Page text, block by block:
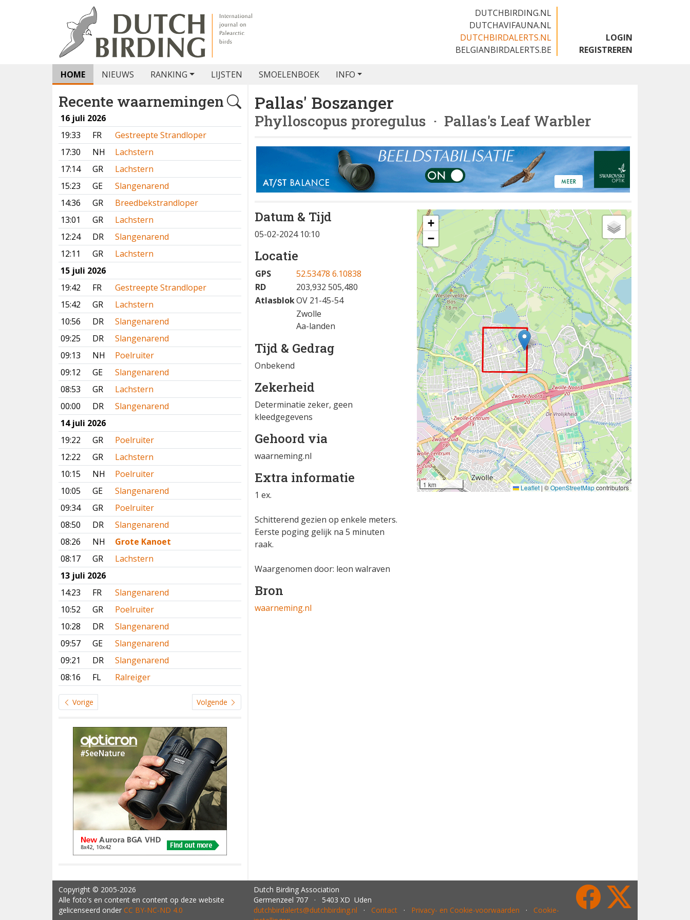
DUTCHBIRDING.NL
DUTCHAVIFAUNA.NL
DUTCHBIRDALERTS.NL
BELGIANBIRDALERTS.BE
LOGIN
REGISTREREN
HOME NIEUWS RANKING LIJSTEN SMOELENBOEK INFO
Recente waarnemingen
16 juli 2026
19:33
FR
Gestreepte Strandloper
17:30
NH
Lachstern
17:14
GR
Lachstern
15:23
GE
Slangenarend
14:36
GR
Breedbekstrandloper
13:01
GR
Lachstern
12:24
DR
Slangenarend
12:11
GR
Lachstern
15 juli 2026
19:42
FR
Gestreepte Strandloper
15:42
GR
Lachstern
10:56
DR
Slangenarend
09:25
DR
Slangenarend
09:13
NH
Poelruiter
09:12
GE
Slangenarend
08:53
GR
Lachstern
00:00
DR
Slangenarend
14 juli 2026
19:22
GR
Poelruiter
12:22
GR
Lachstern
10:15
NH
Poelruiter
10:05
GE
Slangenarend
09:34
GR
Poelruiter
08:50
DR
Slangenarend
08:26
NH
Grote Kanoet
08:17
GR
Lachstern
13 juli 2026
14:23
FR
Slangenarend
10:52
GR
Poelruiter
10:28
DR
Slangenarend
09:57
GE
Slangenarend
09:21
DR
Slangenarend
08:16
FL Ralreiger
Vorige Volgende
Pallas' Boszanger
Phylloscopus proregulus · Pallas's Leaf Warbler
Datum & Tijd
05-02-2024 10:10
Locatie
GPS
52.53478 6.10838
RD
203,932 505,480
AtlasblokOV 21-45-54
Zwolle
Aa-landen
Tijd & Gedrag
Onbekend
Zekerheid
Determinatie zeker, geen
kleedgegevens
Gehoord via
waarneming.nl
Extra informatie
1 ex.
Schitterend gezien op enkele meters.
Eerste poging gelijk na 5 minuten
raak.
Waargenomen door: leon walraven
Bron
waarneming.nl
+
−
1 km Leaflet | ©OpenStreetMapcontributors
Copyright © 2005-2026
Alle foto's en content en content op deze website
gelicenseerd onder CC BY‑NC‑ND 4.0
Dutch Birding Association
Germenzeel 707 · 5403 XD Uden
dutchbirdalerts@dutchbirding.nl · Contact · Privacy- en Cookie-voorwaarden · Cookie-